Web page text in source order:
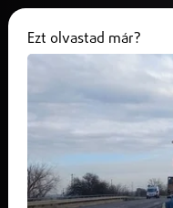
Külföld
Ezt olvastad már?